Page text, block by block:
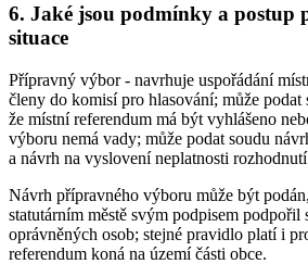
6. Jaké jsou podmínky a postup
situace
Přípravný výbor - navrhuje uspořádání
členy do komisí pro hlasování; může podat
že místní referendum má být vyhlášeno
výboru nemá vady; může podat soudu
a návrh na vyslovení neplatnosti
Návrh přípravného výboru může být
statutárním městě svým podpisem podpořil
oprávněných osob; stejné pravidlo platí i
referendum koná na území části obce.